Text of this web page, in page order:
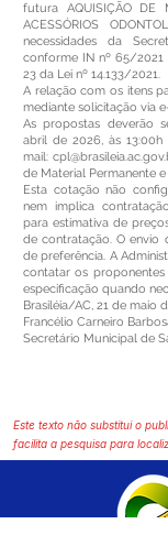
futura AQUISIÇÃO DE
ACESSÓRIOS
necessidades da
conforme IN nº 65/2021
23 da Lei nº 14.133/2021.
A relação com os itens
mediante solicitação via
As propostas deverão
abril de 2026, às
mail:
de Material Permanente
Esta cotação não
nem implica
para estimativa de
de contratação. O envio
de preferência. A
contatar os proponentes
especificação quando
Brasiléia/AC, 21 de maio
Francélio Carneiro
Secretário Municipal de
Este texto não substitui o
facilita a pesquisa para